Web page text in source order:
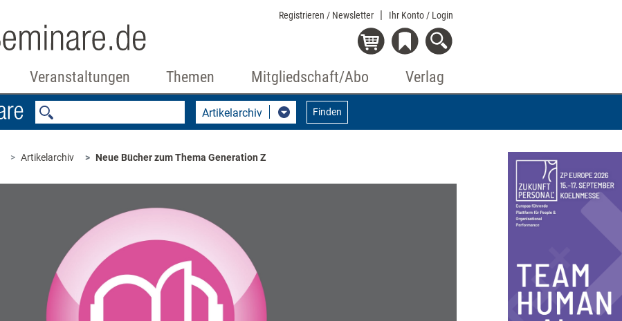
Registrieren / Newsletter Ihr Konto / Login
Veranstaltungen Themen Mitgliedschaft/Abo Verlag
Artikelarchiv Finden
Artikelarchiv Neue Bücher zum Thema Generation Z